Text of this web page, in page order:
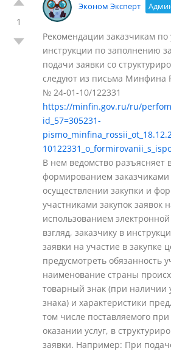
1
Эконом Эксперт
Рекомендации заказчикам
инструкции по заполнению
подачи заявки со
следуют из письма Минфина
№ 24-01-10/122331
https://minfin.gov.ru/ru/
id_57=305231-
В нем ведомство разъясняет
формированием
осуществлении закупки и
участниками закупок заявок
использованием
взгляд, заказчику в
заявки на участие в закупке
предусмотреть обязанность
наименование страны
товарный знак (при наличии
знака) и характеристики
том числе поставляемого
оказании услуг, в
заявки. Например: При